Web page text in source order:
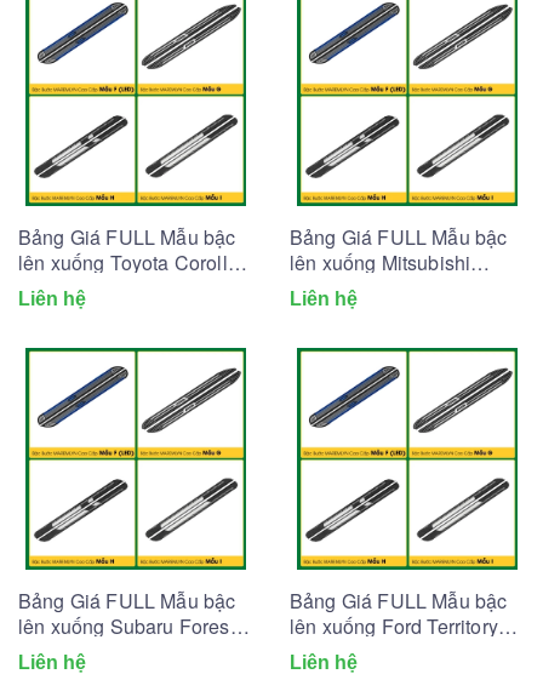
Bảng Giá FULL Mẫu bậc
lên xuống Toyota Corolla
Cross (Tổng hợp 2026)
Liên hệ
Bảng Giá FULL Mẫu bậc
lên xuống Mitsubishi
Xpander (Tổng hợp 2026)
Liên hệ
Bảng Giá FULL Mẫu bậc
lên xuống Subaru Forester
(Tổng hợp 2026)
Liên hệ
Bảng Giá FULL Mẫu bậc
lên xuống Ford Territory
(Tổng hợp 2026)
Liên hệ